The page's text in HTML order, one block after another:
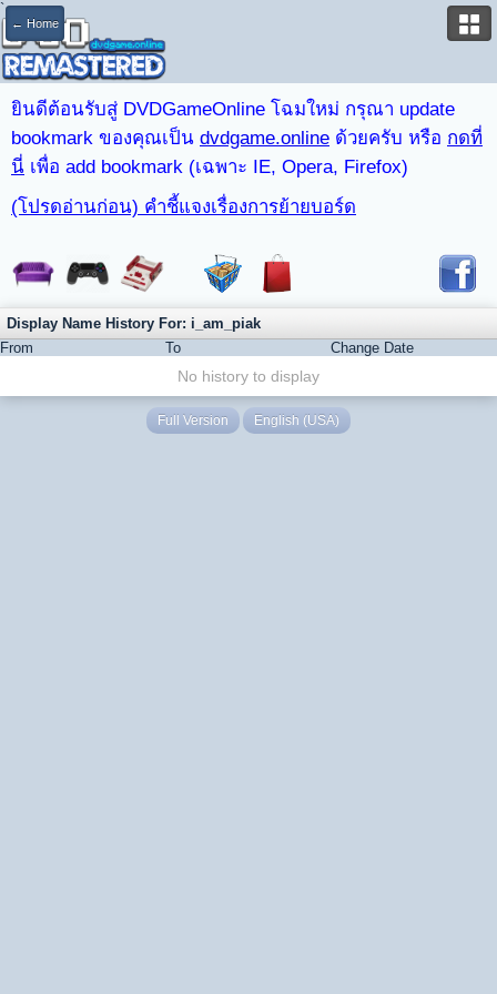
`
← Home
ยินดีต้อนรับสู่ DVDGameOnline โฉมใหม่ กรุณา update
bookmark ของคุณเป็น dvdgame.online ด้วยครับ หรือ กดที่
นี่ เพื่อ add bookmark (เฉพาะ IE, Opera, Firefox)
(โปรดอ่านก่อน) คำชี้แจงเรื่องการย้ายบอร์ด
Display Name History For: i_am_piak
From
To Change Date
No history to display
Full Version English (USA)